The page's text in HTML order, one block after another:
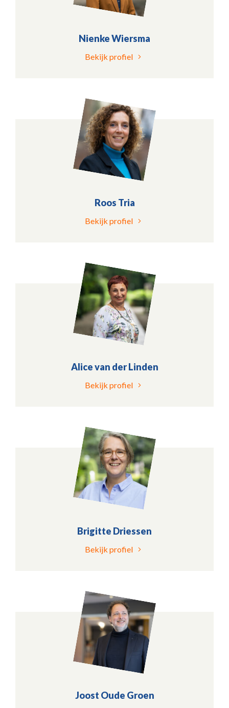
Nienke Wiersma
Bekijk profiel
Roos Tria
Bekijk profiel
Alice van der Linden
Bekijk profiel
Brigitte Driessen
Bekijk profiel
Joost Oude Groen